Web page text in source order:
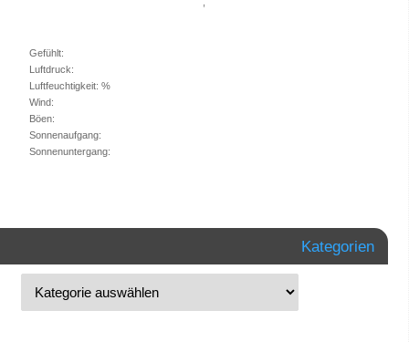
Gefühlt:
Luftdruck:
Luftfeuchtigkeit: %
Wind:
Böen:
Sonnenaufgang:
Sonnenuntergang:
Kategorien